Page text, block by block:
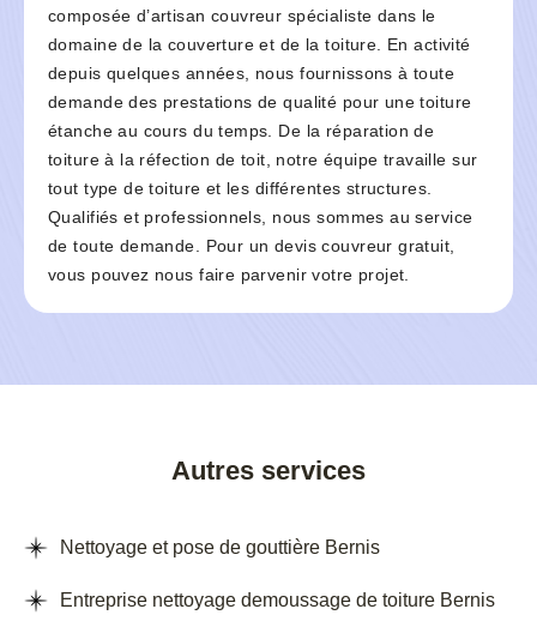
composée d’artisan couvreur spécialiste dans le
domaine de la couverture et de la toiture. En activité
depuis quelques années, nous fournissons à toute
demande des prestations de qualité pour une toiture
étanche au cours du temps. De la réparation de
toiture à la réfection de toit, notre équipe travaille sur
tout type de toiture et les différentes structures.
Qualifiés et professionnels, nous sommes au service
de toute demande. Pour un devis couvreur gratuit,
vous pouvez nous faire parvenir votre projet.
Autres services
Nettoyage et pose de gouttière Bernis
Entreprise nettoyage demoussage de toiture Bernis